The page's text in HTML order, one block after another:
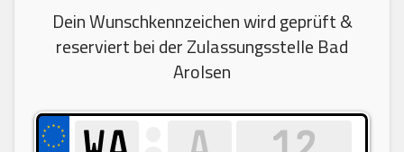
Dein Wunschkennzeichen wird geprüft &
reserviert bei der Zulassungsstelle Bad
Arolsen